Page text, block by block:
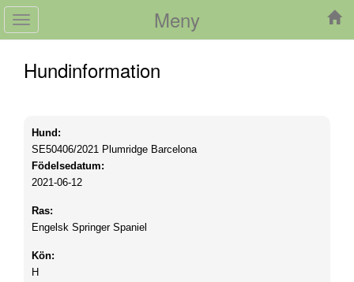
Meny
Toggle
navigation
Hundinformation
Hund:
SE50406/2021 Plumridge Barcelona
Födelsedatum:
2021-06-12
Ras:
Engelsk Springer Spaniel
Kön:
H